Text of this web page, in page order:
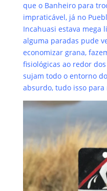
que o Banheiro para
impraticável, já no
Incahuasi estava mega
alguma paradas pude
economizar grana,
fisiológicas ao redor
sujam todo o entorno
absurdo, tudo isso